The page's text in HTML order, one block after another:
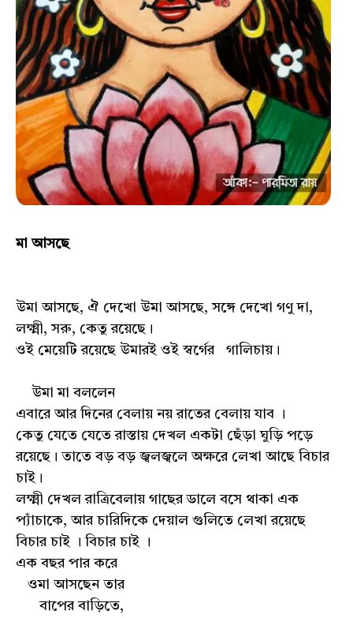
মা আসছে
উমা আসছে, ঐ দেখো উমা আসছে, সঙ্গে দেখো গণু দা,
লক্ষ্মী, সরু, কেতু রয়েছে।
ওই মেয়েটি রয়েছে উমারই ওই স্বর্গের গালিচায়।
উমা মা বললেন
এবারে আর দিনের বেলায় নয় রাতের বেলায় যাব ।
কেতু যেতে যেতে রাস্তায় দেখল একটা ছেঁড়া ঘুড়ি পড়ে
রয়েছে। তাতে বড় বড় জ্বলজ্বলে অক্ষরে লেখা আছে বিচার
চাই।
লক্ষ্মী দেখল রাত্রিবেলায় গাছের ডালে বসে থাকা এক
প্যাঁচাকে, আর চারিদিকে দেয়াল গুলিতে লেখা রয়েছে
বিচার চাই । বিচার চাই ।
এক বছর পার করে
ওমা আসছেন তার
বাপের বাড়িতে,